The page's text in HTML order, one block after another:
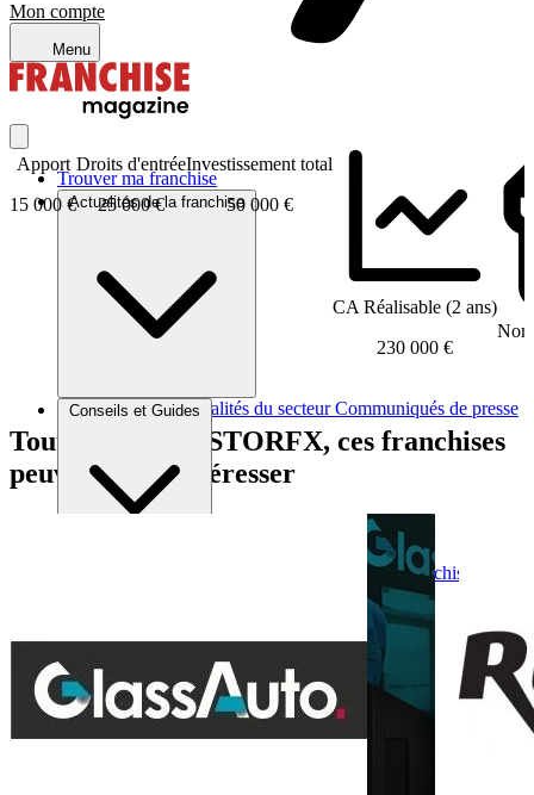
Mon compte
Menu
Trouver ma franchise
Actualités de la franchise
Brèves et actus Actualités du secteur Communiqués de presse
Conseils et Guides
Devenir franchiseur
Apport
15 000 €
Droits d'entrée
25 000 €
Investissement total
50 000 €
CA Réalisable (2 ans)
230 000 €
Tout comme RESTORFX, ces franchises
peuvent vous intéresser